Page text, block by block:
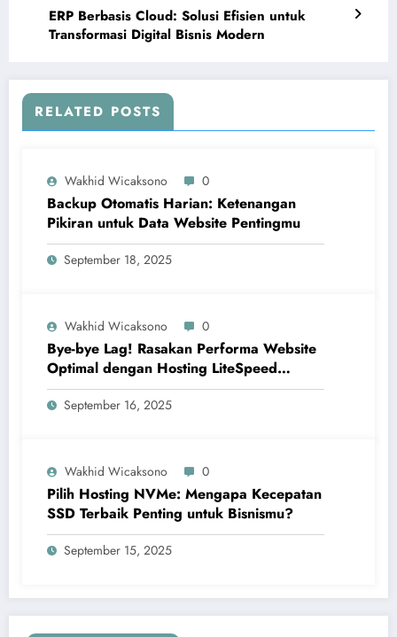
ERP Berbasis Cloud: Solusi Efisien untuk
Transformasi Digital Bisnis Modern
RELATED POSTS
Wakhid Wicaksono 0
Backup Otomatis Harian: Ketenangan
Pikiran untuk Data Website Pentingmu
September 18, 2025
Wakhid Wicaksono 0
Bye-bye Lag! Rasakan Performa Website
Optimal dengan Hosting LiteSpeed
Server
September 16, 2025
Wakhid Wicaksono 0
Pilih Hosting NVMe: Mengapa Kecepatan
SSD Terbaik Penting untuk Bisnismu?
September 15, 2025